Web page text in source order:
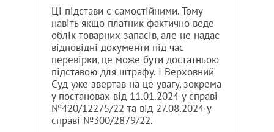
Ці підстави є самостійними. Тому
навіть якщо платник фактично веде
облік товарних запасів, але не надає
відповідні документи під час
перевірки, це може бути достатньою
підставою для штрафу. І Верховний
Суд уже звертав на це увагу, зокрема
у постановах від 11.01.2024 у справі
№420/12275/22 та від 27.08.2024 у
справі №300/2879/22.